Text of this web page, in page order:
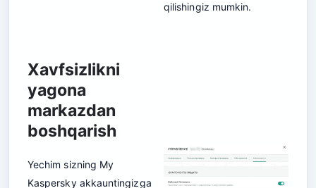
qilishingiz mumkin.
Xavfsizlikni
yagona
markazdan
boshqarish
Yechim sizning My
Kaspersky akkauntingizga